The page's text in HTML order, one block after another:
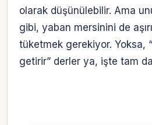
olarak düşünülebilir. Ama
gibi, yaban mersinini de
tüketmek gerekiyor. Yoksa,
getirir” derler ya, işte tam